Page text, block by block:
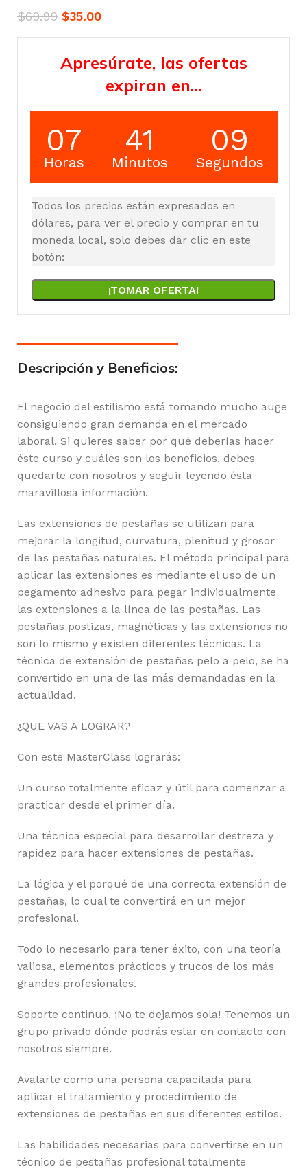
$69.99 $35.00
Apresúrate, las ofertas
expiran en…
07
Horas
41
Minutos
08
Segundos
Todos los precios están expresados en
dólares, para ver el precio y comprar en tu
moneda local, solo debes dar clic en este
botón:
¡TOMAR OFERTA!
Descripción y Beneficios:
El negocio del estilismo está tomando mucho auge
consiguiendo gran demanda en el mercado
laboral. Si quieres saber por qué deberías hacer
éste curso y cuáles son los beneficios, debes
quedarte con nosotros y seguir leyendo ésta
maravillosa información.
Las extensiones de pestañas se utilizan para
mejorar la longitud, curvatura, plenitud y grosor
de las pestañas naturales. El método principal para
aplicar las extensiones es mediante el uso de un
pegamento adhesivo para pegar individualmente
las extensiones a la línea de las pestañas. Las
pestañas postizas, magnéticas y las extensiones no
son lo mismo y existen diferentes técnicas. La
técnica de extensión de pestañas pelo a pelo, se ha
convertido en una de las más demandadas en la
actualidad.
¿QUE VAS A LOGRAR?
Con este MasterClass lograrás:
Un curso totalmente eficaz y útil para comenzar a
practicar desde el primer día.
Una técnica especial para desarrollar destreza y
rapidez para hacer extensiones de pestañas.
La lógica y el porqué de una correcta extensión de
pestañas, lo cual te convertirá en un mejor
profesional.
Todo lo necesario para tener éxito, con una teoría
valiosa, elementos prácticos y trucos de los más
grandes profesionales.
Soporte continuo. ¡No te dejamos sola! Tenemos un
grupo privado dónde podrás estar en contacto con
nosotros siempre.
Avalarte como una persona capacitada para
aplicar el tratamiento y procedimiento de
extensiones de pestañas en sus diferentes estilos.
Las habilidades necesarias para convertirse en un
técnico de pestañas profesional totalmente